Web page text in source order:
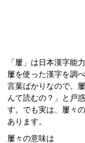
「屢」は日本漢字能
屢を使った漢字を調
言葉ばかりなので、
んて読むの？」と戸
す。でも実は、屢々
あります。
屢々の意味は